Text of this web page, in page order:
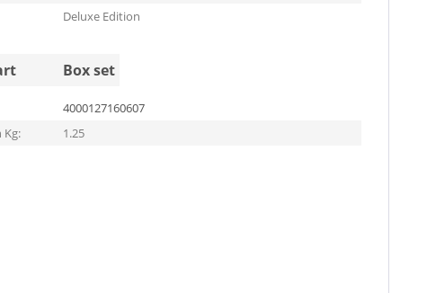
Deluxe Edition
Box set
4000127160607
Kg:
1.25